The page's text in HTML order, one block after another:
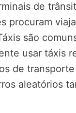
de
procuram
são
usar táxis
de
aleatórios